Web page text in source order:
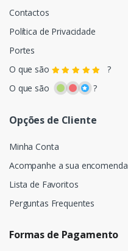
Contactos
Política de Privacidade
Portes
O que são
?
O que são
?
Opções de Cliente
Minha Conta
Acompanhe a sua encomenda
Lista de Favoritos
Perguntas Frequentes
Formas de Pagamento